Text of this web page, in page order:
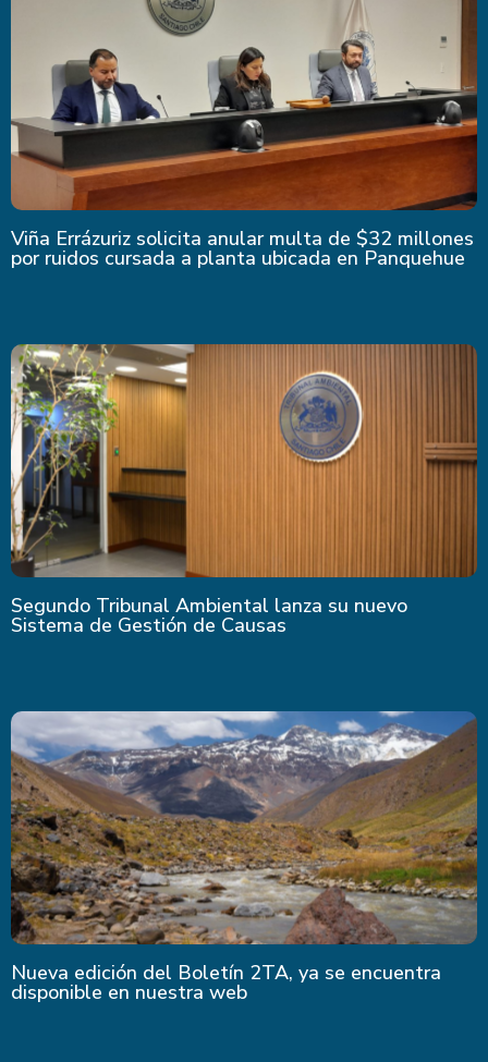
Viña Errázuriz solicita anular multa de $32 millones
por ruidos cursada a planta ubicada en Panquehue
Segundo Tribunal Ambiental lanza su nuevo
Sistema de Gestión de Causas
Nueva edición del Boletín 2TA, ya se encuentra
disponible en nuestra web